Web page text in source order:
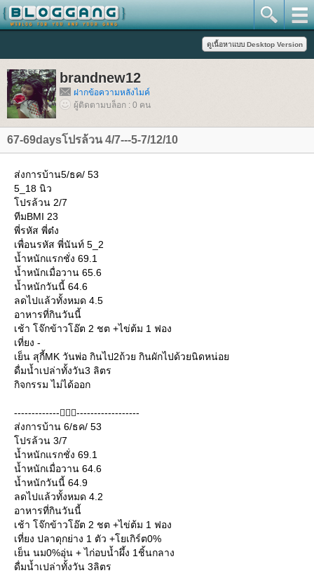
brandnew12
ฝากข้อความหลังไมค์
ผู้ติดตามบล็อก : 0 คน
67-69daysโปรล้วน 4/7---5-7/12/10
ส่งการบ้าน5/ธค/ 53
5_18 นิว
ปรล้วน 2/7
ทีมBMI 23
พี่รหัส พี่ต๋ง
เพื่อนรหัส พี่นันท์ 5_2
น้ำหนักแรกชั่ง 69.1
น้ำหนักเมื่อวาน 65.6
น้ำหนักวันนี้ 64.6
ลดไปแล้วทั้งหมด 4.5
อาหารที่กินวันนี้
เช้า โจ๊กข้าวโอ๊ต 2 ชต +ไข่ต้ม 1 ฟอง
เที่ยง -
เย็น สุกี้MK วันพ่อ กินไป2ถ้วย กินผักไปด้วยนิดหน่อ
ดื่มน้ำเปล่าทั้งวัน3 ลิตร
กิจกรรม ไม่ได้ออก
-------------------------------
ส่งการบ้าน 6/ธค/ 53
ปรล้วน 3/7
น้ำหนักแรกชั่ง 69.1
น้ำหนักเมื่อวาน 64.6
น้ำหนักวันนี้ 64.9
ลดไปแล้วทั้งหมด 4.2
อาหารที่กินวันนี้
เช้า โจ๊กข้าวโอ๊ต 2 ชต +ไข่ต้ม 1 ฟอง
เที่ยง ปลาดุกย่าง 1 ตัว +โยเกิร์ต0%
เย็น นม0%อุ่น + ไก่อบน้ำผึ้ง 1ชิ้นกลาง
ดื่มน้ำเปล่าทั้งวัน 3ลิตร